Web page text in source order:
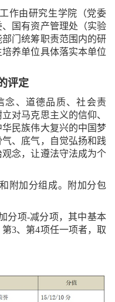
作由研究生学院（党委
国有资产管理处（实验
门统筹职责范围内的研
养单位具体落实本单位
评定
、道德品质、社会责
对马克思主义的信仰、
民族伟大复兴的中国梦
、底气，自觉弘扬和践
念，让遵法守法成为个
附加分组成。附加分包
分项-减分项，其中基本
3、第4项任一项者，取